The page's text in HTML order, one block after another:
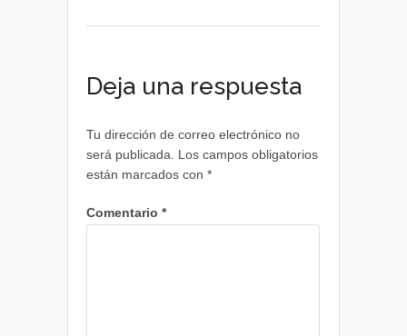
Deja una respuesta
Tu dirección de correo electrónico no
será publicada.
Los campos obligatorios
están marcados con *
Comentario *